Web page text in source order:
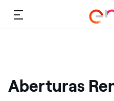
Cardápio
Aberturas